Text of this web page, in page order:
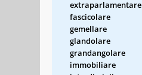
extraparlamentare
fascicolare
gemellare
glandolare
grandangolare
immobiliare